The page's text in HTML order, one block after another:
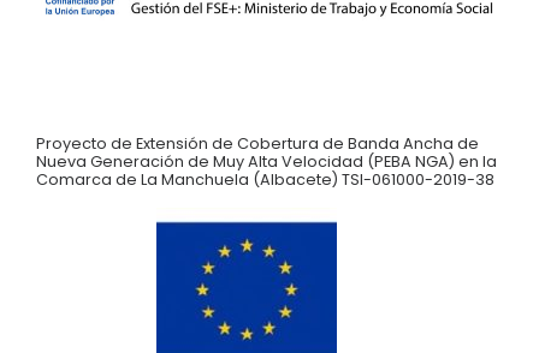
Proyecto de Extensión de Cobertura de Banda Ancha de
Nueva Generación de Muy Alta Velocidad (PEBA NGA) en la
Comarca de La Manchuela (Albacete) TSI-061000-2019-38